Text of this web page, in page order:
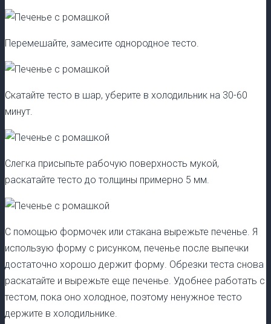
Перемешайте, замесите однородное тесто.
Скатайте тесто в шар, уберите в холодильник на 30-60
минут.
Слегка присыпьте рабочую поверхность мукой,
раскатайте тесто до толщины примерно 5 мм.
С помощью формочек или стакана вырежьте печенье. Я
использую форму с рисунком, печенье после выпечки
достаточно хорошо держит форму. Обрезки теста снова
раскатайте и вырежьте еще печенье. Удобнее работать с
тестом, пока оно холодное, поэтому ненужное тесто
держите в холодильнике.